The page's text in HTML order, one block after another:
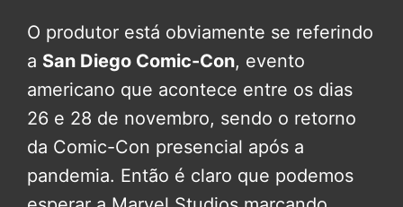
O produtor está obviamente se referindo
a San Diego Comic-Con, evento
americano que acontece entre os dias
26 e 28 de novembro, sendo o retorno
da Comic-Con presencial após a
pandemia. Então é claro que podemos